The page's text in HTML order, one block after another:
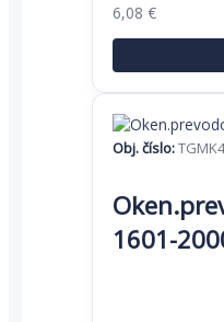
Pôvodná
9,36 €.
6,08 €Aktuálna
6,08 €.
Obj. číslo:
1601-